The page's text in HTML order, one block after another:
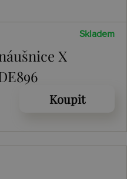
Skladem
X
Koupit